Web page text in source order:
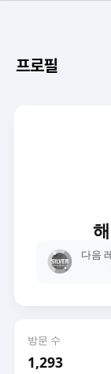
프로필
다음
방문 수
1,293